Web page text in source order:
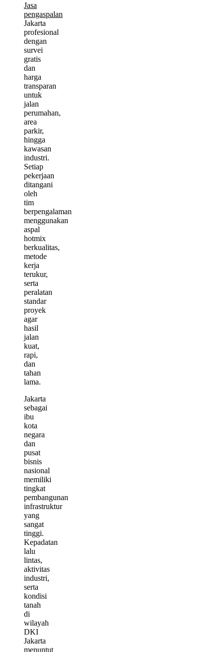
Jasa
pengaspalan
Jakarta
profesional
dengan
survei
gratis
dan
harga
transparan
untuk
jalan
perumahan,
area
parkir,
hingga
kawasan
industri.
Setiap
pekerjaan
ditangani
oleh
tim
berpengalaman
menggunakan
aspal
hotmix
berkualitas,
metode
kerja
terukur,
serta
peralatan
standar
proyek
agar
hasil
jalan
kuat,
rapi,
dan
tahan
lama.
Jakarta
sebagai
ibu
kota
negara
dan
pusat
bisnis
nasional
memiliki
tingkat
pembangunan
infrastruktur
yang
sangat
tinggi.
Kepadatan
lalu
lintas,
aktivitas
industri,
serta
kondisi
tanah
di
wilayah
DKI
Jakarta
menuntut